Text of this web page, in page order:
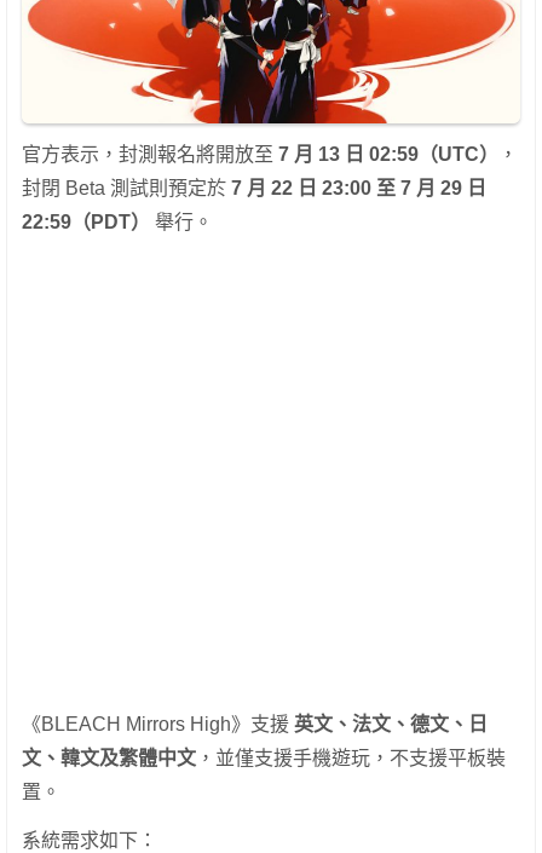
官方表示，封測報名將開放至 7 月 13 日 02:59（UTC）
，
封閉 Beta 測試則預定於 7 月 22 日 23:00 至 7 月 29 日
22:59（PDT）
舉行。
《BLEACH Mirrors High》支援 英文、法文、德文、日
文、韓文及繁體中文 ，並僅支援手機遊玩，不支援平板裝
置。
系統需求如下：